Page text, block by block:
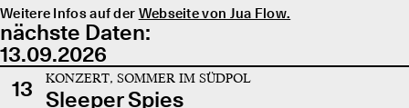
Weitere Infos auf der Webseite von Jua Flow.
nächste Daten:
13.09.2026
13
KONZERT, SOMMER IM SÜDPOL
Sleeper Spies